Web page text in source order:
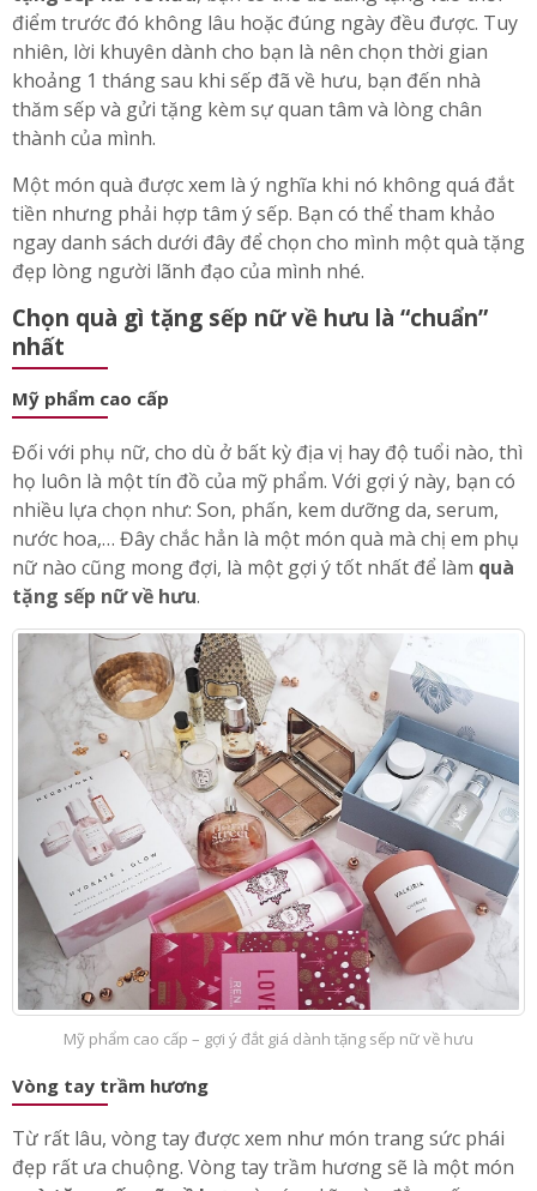
Không giống như những dịp lễ tết, đối với mónquà
tặng sếp nữ về hưu, bạn có thể dễ dàng tặng vào thời
điểm trước đó không lâu hoặc đúng ngày đều được. Tuy
nhiên, lời khuyên dành cho bạn là nên chọn thời gian
khoảng 1 tháng sau khi sếp đã về hưu, bạn đến nhà
thăm sếp và gửi tặng kèm sự quan tâm và lòng chân
thành của mình.
Một món quà được xem là ý nghĩa khi nó không quá đắt
tiền nhưng phải hợp tâm ý sếp. Bạn có thể tham khảo
ngay danh sách dưới đây để chọn cho mình một quà tặng
đẹp lòng người lãnh đạo của mình nhé.
Chọn quà gì tặng sếp nữ về hưu là “chuẩn”
nhất
Mỹ phẩm cao cấp
Đối với phụ nữ, cho dù ở bất kỳ địa vị hay độ tuổi nào, thì
họ luôn là một tín đồ của mỹ phẩm. Với gợi ý này, bạn có
nhiều lựa chọn như: Son, phấn, kem dưỡng da, serum,
nước hoa,… Đây chắc hẳn là một món quà mà chị em phụ
nữ nào cũng mong đợi, là một gợi ý tốt nhất để làmquà
tặng sếp nữ về hưu.
Mỹ phẩm cao cấp – gợi ý đắt giá dành tặng sếp nữ về hưu
Vòng tay trầm hương